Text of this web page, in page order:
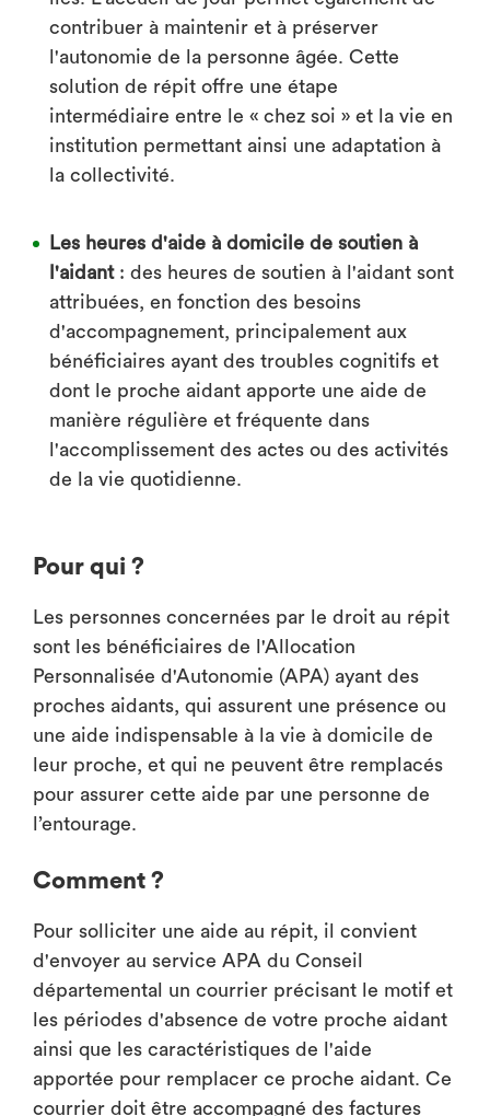
contribuer à maintenir et à préserver
l'autonomie de la personne âgée. Cette
solution de répit offre une étape
intermédiaire entre le « chez soi » et la vie en
institution permettant ainsi une adaptation à
la collectivité.
Les heures d'aide à domicile de soutien à
l'aidant: des heures de soutien à l'aidant sont
attribuées, en fonction des besoins
d'accompagnement, principalement aux
bénéficiaires ayant des troubles cognitifs et
dont le proche aidant apporte une aide de
manière régulière et fréquente dans
l'accomplissement des actes ou des activités
de la vie quotidienne.
Pour qui ?
Les personnes concernées par le droit au répit
sont les bénéficiaires de l'Allocation
Personnalisée d'Autonomie (APA) ayant des
proches aidants, qui assurent une présence ou
une aide indispensable à la vie à domicile de
leur proche, et qui ne peuvent être remplacés
pour assurer cette aide par une personne de
l’entourage.
Comment ?
Pour solliciter une aide au répit, il convient
d'envoyer au service APA du Conseil
départemental un courrier précisant le motif et
les périodes d'absence de votre proche aidant
ainsi que les caractéristiques de l'aide
apportée pour remplacer ce proche aidant. Ce
courrier doit être accompagné des factures